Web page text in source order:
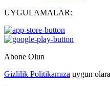
UYGULAMALAR:
Abone Olun
Gizlilik Politikamıza uygun